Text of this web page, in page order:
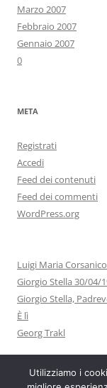
Marzo 2007
Febbraio 2007
Gennaio 2007
0
META
Registrati
Accedi
Feed dei contenuti
Feed dei commenti
WordPress.org
Luigi Maria
Giorgio Stella 30/04/
Giorgio Stella,
È lì
Georg Trakl
Utilizziamo i